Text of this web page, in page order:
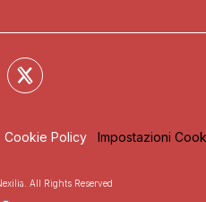
Cookie Policy Impostazioni
All Rights Reserved